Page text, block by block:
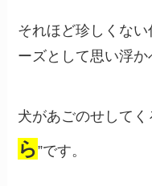
それほど珍しくな
ーズとして思い浮か
犬があごのせして
ら”です。